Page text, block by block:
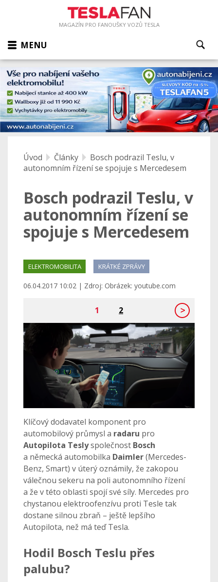
MAGAZÍN PRO FANOUŠKY VOZŮ TESLA
MENU
Úvod Články
Bosch podrazil Teslu, v
autonomním řízení se spojuje s Mercedesem
Bosch podrazil Teslu, v
autonomním řízení se
spojuje s Mercedesem
ELEKTROMOBILITA KRÁTKÉ ZPRÁVY
06.04.2017 10:02 | Zdroj: Obrázek: youtube.com
1 2
Klíčový dodavatel komponent pro
automobilový průmysl a radaru pro
Autopilota Teslyspolečnost Bosch
a německá automobilka Daimler(Mercedes-
Benz, Smart) v úterý oznámily, že zakopou
válečnou sekeru na poli autonomního řízení
a že v této oblasti spojí své síly. Mercedes pro
chystanou elektroofenzívu proti Tesle tak
dostane silnou zbraň – ještě lepšího
Autopilota, než má teď Tesla.
Hodil Bosch Teslu přes
palubu?